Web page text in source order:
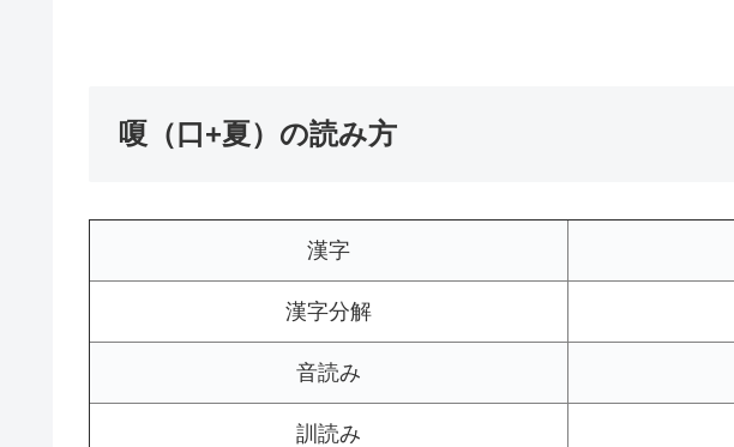
嗄（口+夏）の読み方
漢字
漢字分解
音読み
訓読み